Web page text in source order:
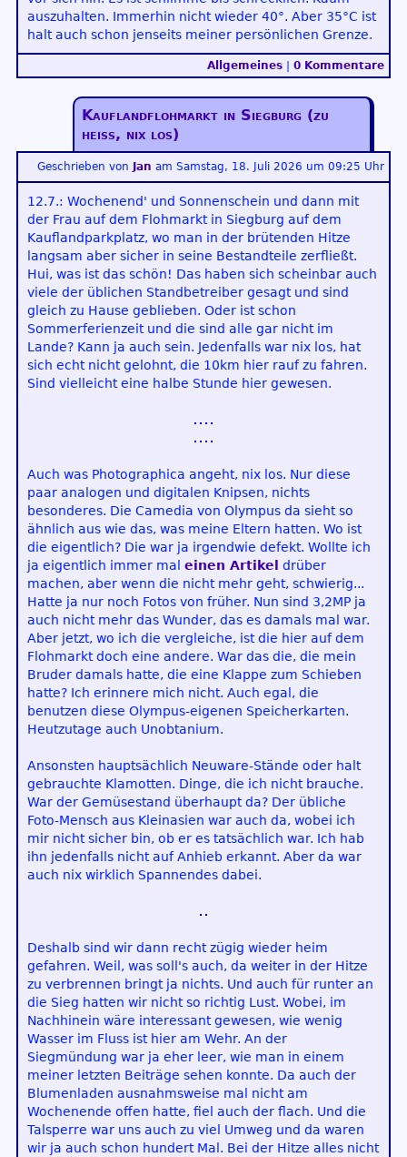
auszuhalten. Immerhin nicht wieder 40°. Aber 35°C ist
halt auch schon jenseits meiner persönlichen Grenze.
Allgemeines | 0 Kommentare
Kauflandflohmarkt in Siegburg (zu
heiß, nix los)
Geschrieben von Jan am Samstag, 18. Juli 2026 um 09:25 Uhr
12.7.: Wochenend' und Sonnenschein und dann mit
der Frau auf dem Flohmarkt in Siegburg auf dem
Kauflandparkplatz, wo man in der brütenden Hitze
langsam aber sicher in seine Bestandteile zerfließt.
Hui, was ist das schön! Das haben sich scheinbar auch
viele der üblichen Standbetreiber gesagt und sind
gleich zu Hause geblieben. Oder ist schon
Sommerferienzeit und die sind alle gar nicht im
Lande? Kann ja auch sein. Jedenfalls war nix los, hat
sich echt nicht gelohnt, die 10km hier rauf zu fahren.
Sind vielleicht eine halbe Stunde hier gewesen.
Auch was Photographica angeht, nix los. Nur diese
paar analogen und digitalen Knipsen, nichts
besonderes. Die Camedia von Olympus da sieht so
ähnlich aus wie das, was meine Eltern hatten. Wo ist
die eigentlich? Die war ja irgendwie defekt. Wollte ich
ja eigentlich immer mal einen Artikel
drüber
machen, aber wenn die nicht mehr geht, schwierig...
Hatte ja nur noch Fotos von früher. Nun sind 3,2MP ja
auch nicht mehr das Wunder, das es damals mal war.
Aber jetzt, wo ich die vergleiche, ist die hier auf dem
Flohmarkt doch eine andere. War das die, die mein
Bruder damals hatte, die eine Klappe zum Schieben
hatte? Ich erinnere mich nicht. Auch egal, die
benutzen diese Olympus-eigenen Speicherkarten.
Heutzutage auch Unobtanium.
Ansonsten hauptsächlich Neuware-Stände oder halt
gebrauchte Klamotten. Dinge, die ich nicht brauche.
War der Gemüsestand überhaupt da? Der übliche
Foto-Mensch aus Kleinasien war auch da, wobei ich
mir nicht sicher bin, ob er es tatsächlich war. Ich hab
ihn jedenfalls nicht auf Anhieb erkannt. Aber da war
auch nix wirklich Spannendes dabei.
Deshalb sind wir dann recht zügig wieder heim
gefahren. Weil, was soll's auch, da weiter in der Hitze
zu verbrennen bringt ja nichts. Und auch für runter an
die Sieg hatten wir nicht so richtig Lust. Wobei, im
Nachhinein wäre interessant gewesen, wie wenig
Wasser im Fluss ist hier am Wehr. An der
Siegmündung war ja eher leer, wie man in einem
meiner letzten Beiträge sehen konnte. Da auch der
Blumenladen ausnahmsweise mal nicht am
Wochenende offen hatte, fiel auch der flach. Und die
Talsperre war uns auch zu viel Umweg und da waren
wir ja auch schon hundert Mal. Bei der Hitze alles nicht